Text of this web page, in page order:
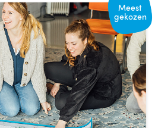
Meest
gekozen